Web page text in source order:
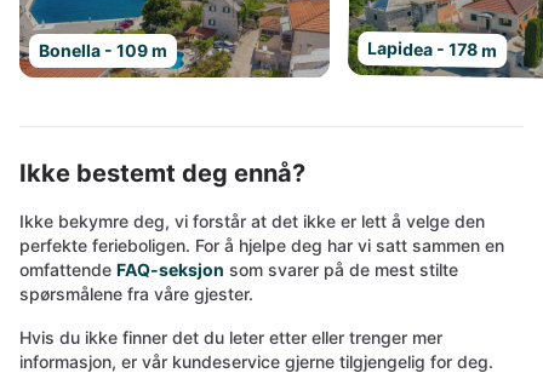
Bonella - 109 m Lapidea - 178 m
Ikke bestemt deg ennå?
Ikke bekymre deg, vi forstår at det ikke er lett å velge den
perfekte ferieboligen. For å hjelpe deg har vi satt sammen en
omfattende FAQ-seksjon som svarer på de mest stilte
spørsmålene fra våre gjester.
Hvis du ikke finner det du leter etter eller trenger mer
informasjon, er vår kundeservice gjerne tilgjengelig for deg.